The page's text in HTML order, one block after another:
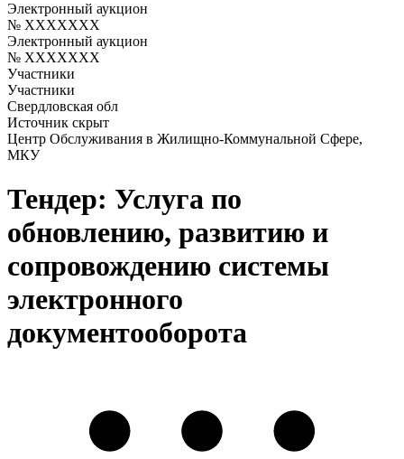
Электронный аукцион
№ XXXXXXX
Электронный аукцион
№ XXXXXXX
Участники
Участники
Свердловская обл
Источник скрыт
Центр Обслуживания в Жилищно-Коммунальной Сфере,
МКУ
Тендер: Услуга по
обновлению, развитию и
сопровождению системы
электронного
документооборота